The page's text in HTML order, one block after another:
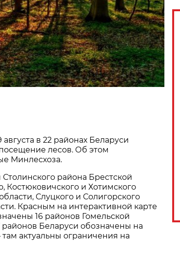
в 22 районах Беларуси
лесов. Об этом
Минлесхоза.
района Брестской
Костюковичского и Хотимского
Слуцкого и Солигорского
Красным на интерактивной карте
16 районов Гомельской
районов Беларуси обозначены на
актуальны ограничения на